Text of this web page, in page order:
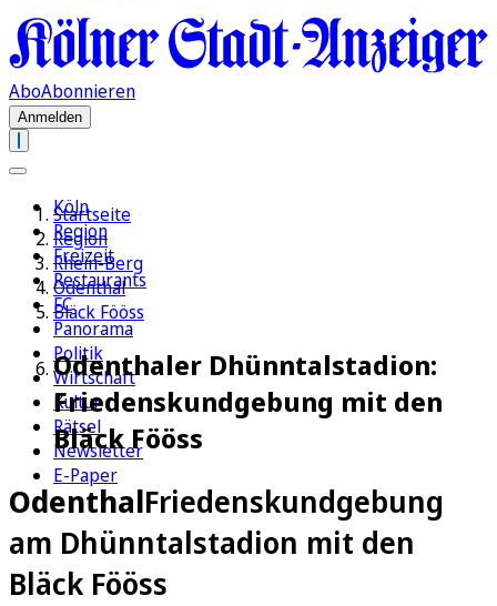
AboAbonnieren
Anmelden
Köln
Region
Freizeit
Restaurants
FC
Panorama
Politik
Wirtschaft
Kultur
Rätsel
Newsletter
E-Paper
Startseite
Region
Rhein-Berg
Odenthal
Bläck Fööss
Odenthaler Dhünntalstadion:
Friedenskundgebung mit den
Bläck Fööss
OdenthalFriedenskundgebung
am Dhünntalstadion mit den
Bläck Fööss